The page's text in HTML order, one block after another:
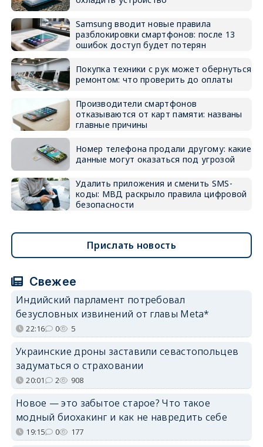
Samsung вводит новые правила
разблокировки смартфонов: после 13
ошибок доступ будет потерян
Покупка техники с рук может обернуться
ремонтом: что проверить до оплаты
Производители смартфонов
отказываются от карт памяти: названы
главные причины
Номер телефона продали другому: какие
данные могут оказаться под угрозой
Удалить приложения и сменить SMS-
коды: МВД раскрыло правила цифровой
безопасности
Прислать новость
Свежее
Индийский парламент потребовал
безусловных извинений от главы Meta*
22:16 0 5
Украинские дроны заставили севастопольцев
задуматься о страховании
20:01 2 908
Новое — это забытое старое? Что такое
модный биохакинг и как не навредить себе
19:15 0 177